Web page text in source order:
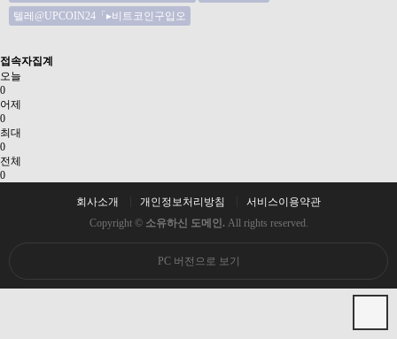
텔레@UPCOIN24「▸비트코인구입오
접속자집계
오늘
0
어제
0
최대
0
전체
0
회사소개 개인정보처리방침
서비스이용약관
Copyright © 소유하신 도메인. All rights reserved.
PC 버전으로 보기